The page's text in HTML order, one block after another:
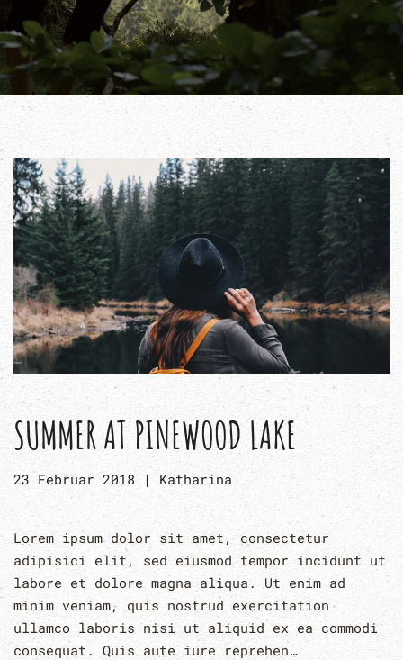
SUMMER AT PINEWOOD LAKE
23 Februar 2018 | Katharina
Lorem ipsum dolor sit amet, consectetur
adipisici elit, sed eiusmod tempor incidunt ut
labore et dolore magna aliqua. Ut enim ad
minim veniam, quis nostrud exercitation
ullamco laboris nisi ut aliquid ex ea commodi
consequat. Quis aute iure reprehen…